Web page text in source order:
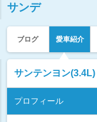
サンデ
ブログ 愛車紹介
サンテンヨン(3.4L)
プロフィール